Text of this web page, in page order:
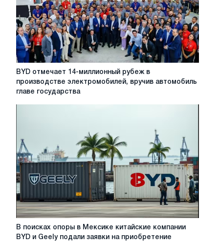
в
продажах
с
2022
года
BYD
электромобилей,
вручив
автомобиль
главе
государства
Бразилии
BYD отмечает 14-миллионный рубеж в
производстве электромобилей, вручив автомобиль
главе государства
В
поисках
В поисках опоры в Мексике китайские компании
BYD и Geely подали заявки на приобретение